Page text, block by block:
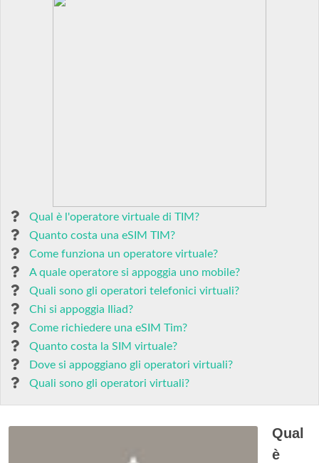
Qual è l'operatore virtuale di TIM?
Quanto costa una eSIM TIM?
Come funziona un operatore virtuale?
A quale operatore si appoggia uno mobile?
Quali sono gli operatori telefonici virtuali?
Chi si appoggia Iliad?
Come richiedere una eSIM Tim?
Quanto costa la SIM virtuale?
Dove si appoggiano gli operatori virtuali?
Quali sono gli operatori virtuali?
Qual
è